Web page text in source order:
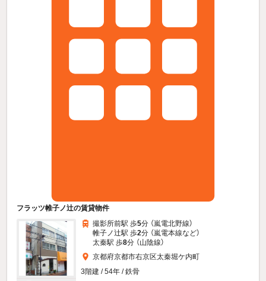
フラッツ帷子ノ辻の賃貸物件
撮影所前駅 歩5分 （嵐電北野線）
帷子ノ辻駅 歩2分 （嵐電本線など）
太秦駅 歩8分 （山陰線）
京都府京都市右京区太秦堀ケ内町
3階建 / 54年 / 鉄骨